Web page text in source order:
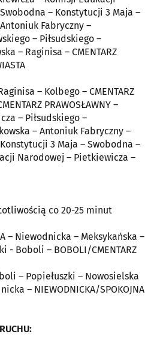
– Konstytucji 3 Maja –
Antoniuk Fabryczny –
– Piłsudskiego –
– Raginisa – CMENTARZ
– Kolbego – CMENTARZ
PRAWOSŁAWNY –
– Piłsudskiego –
– Antoniuk Fabryczny –
Konstytucji 3 Maja – Swobodna –
Narodowej – Pietkiewicza –
co 20-25 minut
– Niewodnicka – Meksykańska –
- Boboli – BOBOLI/CMENTARZ
– Popiełuszki – Nowosielska
– NIEWODNICKA/SPOKOJNA